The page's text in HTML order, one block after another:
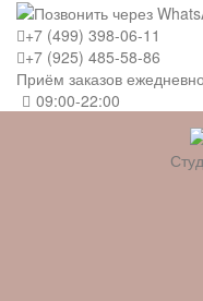
+7 (499) 398-06-11
+7 (925) 485-58-86
Приём заказов ежедневно
09:00-22:00